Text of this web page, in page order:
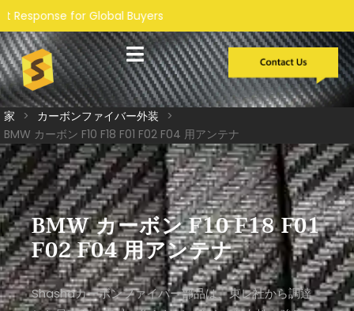
家 > カーボンファイバー外装
>
BMW カーボン F10 F18 F01 F02 F04 用アンテナ
BMW カーボン F10 F18 F01
F02 F04 用アンテナ
Shashaカーボンファイバー部品は、東レ社から調達